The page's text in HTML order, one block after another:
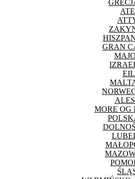
GRAN
MORE OG